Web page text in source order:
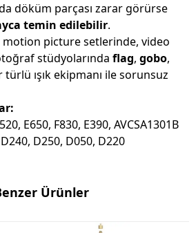
döküm parçası zarar görürse
temin edilebilir.
motion picture setlerinde, video
stüdyolarında flag, gobo,
türlü ışık ekipmanı ile sorunsuz
E650, F830, E390, AVCSA1301B
D250, D050, D220
Ürünler